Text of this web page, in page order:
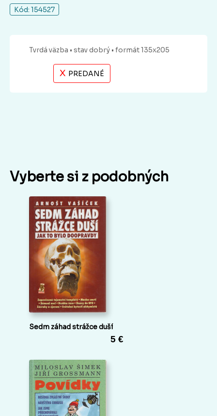
Kód: 154527
Tvrdá väzba • stav dobrý • formát 135x205
X PREDANÉ
Vyberte si z podobných
Sedm záhad strážce duší
5 €